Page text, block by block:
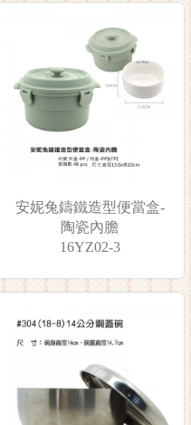
安妮兔鑄鐵造型便當盒-
陶瓷內膽
16YZ02-3